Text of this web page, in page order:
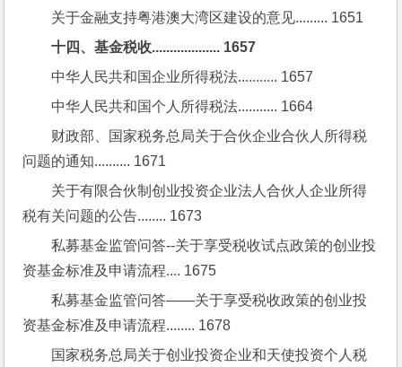
关于金融支持粤港澳大湾区建设的意见......... 1651
十四、基金税收................... 1657
中华人民共和国企业所得税法........... 1657
中华人民共和国个人所得税法........... 1664
财政部、国家税务总局关于合伙企业合伙人所得税
问题的通知.......... 1671
关于有限合伙制创业投资企业法人合伙人企业所得
税有关问题的公告........ 1673
私募基金监管问答--关于享受税收试点政策的创业投
资基金标准及申请流程.... 1675
私募基金监管问答——关于享受税收政策的创业投
资基金标准及申请流程........ 1678
国家税务总局关于创业投资企业和天使投资个人税